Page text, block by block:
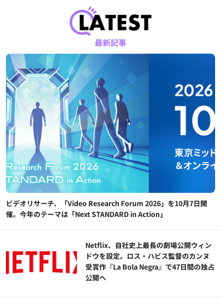
最新記事
ビデオリサーチ、「Video Research Forum 2026」を10月7日開
催。今年のテーマは「Next STANDARD in Action」
Netflix、自社史上最長の劇場公開ウィン
ドウを設定。ロス・ハビス監督のカンヌ
受賞作『La Bola Negra』で47日間の独占
公開へ